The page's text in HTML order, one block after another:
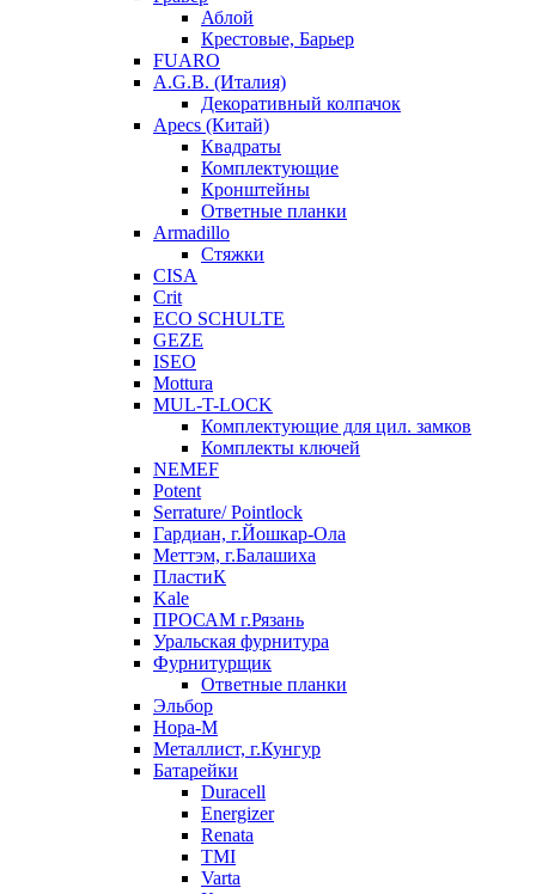
Аблой
Крестовые, Барьер
FUARO
A.G.B. (Италия)
Декоративный колпачок
Apecs (Китай)
Квадраты
Комплектующие
Кронштейны
Ответные планки
Armadillo
Стяжки
CISA
Crit
ECO SCHULTE
GEZE
ISEO
Mottura
MUL-T-LOCK
Комплектующие для цил. замков
Комплекты ключей
NEMEF
Potent
Serrature/ Pointlock
Гардиан, г.Йошкар-Ола
Меттэм, г.Балашиха
ПластиК
Kale
ПРОСАМ г.Рязань
Уральская фурнитура
Фурнитурщик
Ответные планки
Эльбор
Нора-М
Металлист, г.Кунгур
Батарейки
Duracell
Energizer
Renata
TMI
Varta